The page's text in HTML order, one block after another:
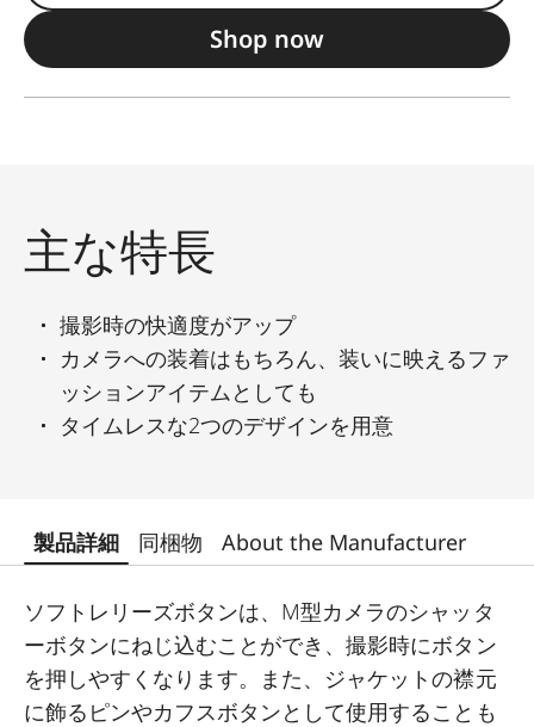
Shop now
主な特長
撮影時の快適度がアップ
カメラへの装着はもちろん、装いに映えるファ
ッションアイテムとしても
タイムレスな2つのデザインを用意
製品詳細 同梱物 About the Manufacturer
ソフトレリーズボタンは、M型カメラのシャッタ
ーボタンにねじ込むことができ、撮影時にボタン
を押しやすくなります。また、ジャケットの襟元
に飾るピンやカフスボタンとして使用することも